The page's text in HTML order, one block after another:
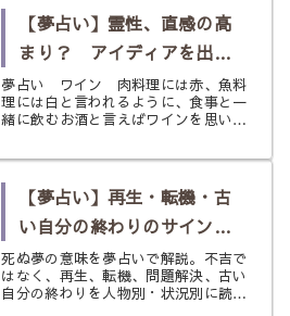
てエクレアは、あなたが現実世界で直
面...【夢占い】霊性、直感の高
まり？ アイディアを出す
なら今かも《ワイン》の夢
夢占い ワイン 肉料理には赤、魚料
理には白と言われるように、食事と一
緒に飲むお酒と言えばワインを思い浮
料理に合うだけでなく、ビールや焼酎
なイメージもあるのではないでしょう
か...【夢占い】再生・転機・古
い自分の終わりのサイン
《死ぬ》の夢
死ぬ夢の意味を夢占いで解説。不吉で
はなく、再生、転機、問題解決、古い
自分の終わりを人物別・状況別に読み